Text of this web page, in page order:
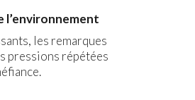
l’environnement
les remarques
pressions répétées